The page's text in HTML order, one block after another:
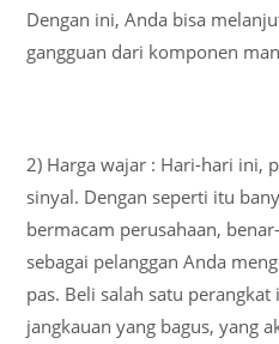
Dengan ini, Anda bisa
gangguan dari komponen
2) Harga wajar : Hari-hari ini,
sinyal. Dengan seperti itu
bermacam perusahaan,
sebagai pelanggan Anda
pas. Beli salah satu
jangkauan yang bagus, yang